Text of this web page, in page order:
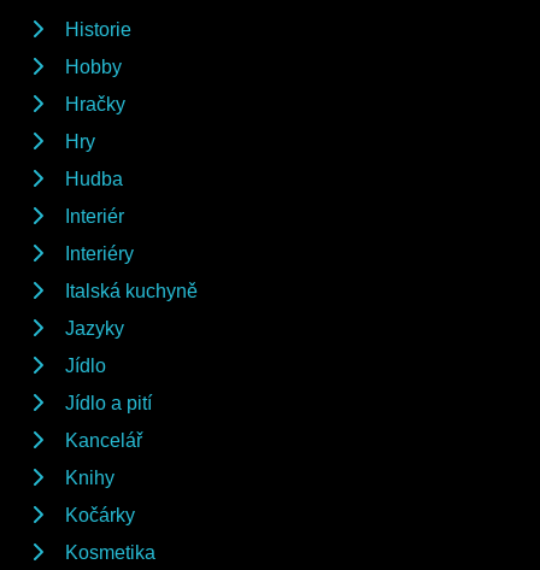
Historie
Hobby
Hračky
Hry
Hudba
Interiér
Interiéry
Italská kuchyně
Jazyky
Jídlo
Jídlo a pití
Kancelář
Knihy
Kočárky
Kosmetika